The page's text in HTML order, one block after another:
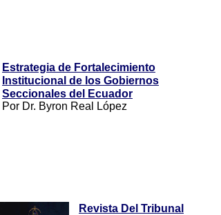
Estrategia de Fortalecimiento
Institucional de los Gobiernos
Seccionales del Ecuador
Por Dr. Byron Real López
Revista Del Tribunal